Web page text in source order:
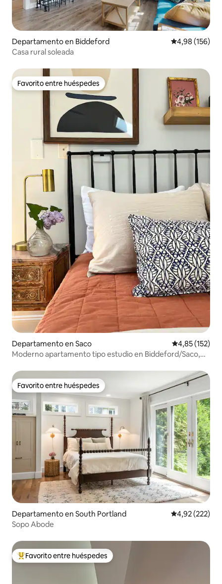
Departamento en Biddeford Calificación
4,98 (156)
Casa rural soleada
Favorito entre huéspedes
Favorito entre huéspedes
Departamento en Saco Calificación
4,85 (152)
Moderno apartamento tipo estudio en Biddeford/Saco,
Favorito entre huéspedes
Favorito entre huéspedes
Departamento en South Portland Calificación
4,92 (222)
Sopo Abode
Favorito entre los huéspedes más destacados
Favorito entre huéspedes